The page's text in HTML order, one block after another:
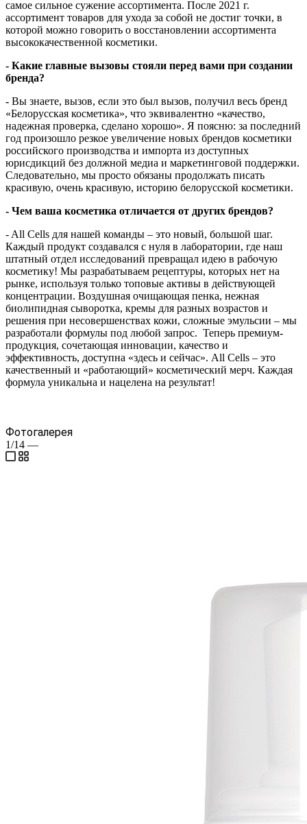
самое сильное сужение ассортимента. После 2021 г.
ассортимент товаров для ухода за собой не достиг точки, в
которой можно говорить о восстановлении ассортимента
высококачественной косметики.
- Какие главные вызовы стояли перед вами при создании
бренда?
- Вы знаете, вызов, если это был вызов, получил весь бренд
«Белорусская косметика», что эквивалентно «качество,
надежная проверка, сделано хорошо». Я поясню: за последний
год произошло резкое увеличение новых брендов косметики
российского производства и импорта из доступных
юрисдикций без должной медиа и маркетинговой поддержки.
Следовательно, мы просто обязаны продолжать писать
красивую, очень красивую, историю белорусской косметики.
- Чем ваша косметика отличается от других брендов?
- All Cells для нашей команды – это новый, большой шаг.
Каждый продукт создавался с нуля в лаборатории, где наш
штатный отдел исследований превращал идею в рабочую
косметику! Мы разрабатываем рецептуры, которых нет на
рынке, используя только топовые активы в действующей
концентрации. Воздушная очищающая пенка, нежная
биолипидная сыворотка, кремы для разных возрастов и
решения при несовершенствах кожи, сложные эмульсии – мы
разработали формулы под любой запрос. Теперь премиум-
продукция, сочетающая инновации, качество и
эффективность, доступна «здесь и сейчас». All Cells – это
качественный и «работающий» косметический мерч. Каждая
формула уникальна и нацелена на результат!
Фотогалерея
1/14 —